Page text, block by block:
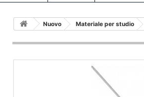
Nuovo Materiale per studio